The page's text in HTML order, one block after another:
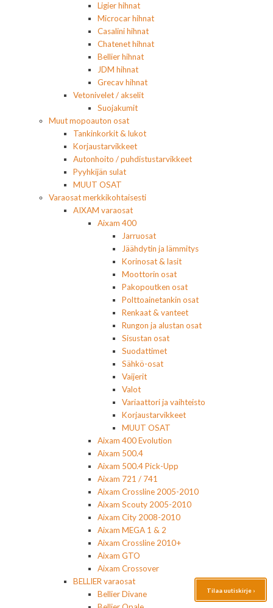
Ligier hihnat
Microcar hihnat
Casalini hihnat
Chatenet hihnat
Bellier hihnat
JDM hihnat
Grecav hihnat
Vetonivelet / akselit
Suojakumit
Muut mopoauton osat
Tankinkorkit & lukot
Korjaustarvikkeet
Autonhoito / puhdistustarvikkeet
Pyyhkijän sulat
MUUT OSAT
Varaosat merkkikohtaisesti
AIXAM varaosat
Aixam 400
Jarruosat
Jäähdytin ja lämmitys
Korinosat & lasit
Moottorin osat
Pakopoutken osat
Polttoainetankin osat
Renkaat & vanteet
Rungon ja alustan osat
Sisustan osat
Suodattimet
Sähkö-osat
Vaijerit
Valot
Variaattori ja vaihteisto
Korjaustarvikkeet
MUUT OSAT
Aixam 400 Evolution
Aixam 500.4
Aixam 500.4 Pick-Upp
Aixam 721 / 741
Aixam Crossline 2005-2010
Aixam Scouty 2005-2010
Aixam City 2008-2010
Aixam MEGA 1 & 2
Aixam Crossline 2010+
Aixam GTO
Aixam Crossover
BELLIER varaosat
Bellier Divane
Tilaa uutiskirje ›